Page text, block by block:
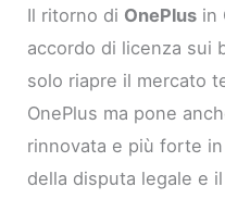
Il ritorno di OnePlus in
accordo di licenza sui
solo riapre il mercato
OnePlus ma pone
rinnovata e più forte
della disputa legale e